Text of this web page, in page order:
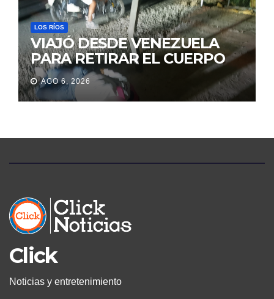
LOS RÍOS
VIAJÓ DESDE VENEZUELA
PARA RETIRAR EL CUERPO
DE SU MARIDO QUE
PERMANECIÓ SEIS DÍAS EN
LA MORGUE
AGO 6, 2026
Click
Noticias y entretenimiento